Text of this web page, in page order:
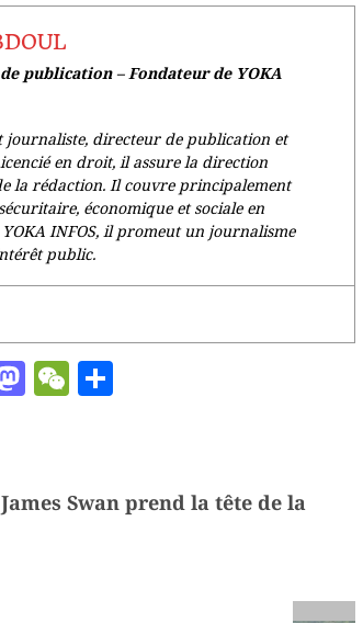
publication – Fondateur de YOKA
journaliste, directeur de publication et
en droit, il assure la direction
la rédaction. Il couvre principalement
économique et sociale en
INFOS, il promeut un journalisme
public.
Mastodon
WeChat
Swan prend la tête de la